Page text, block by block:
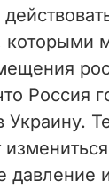
которыми
Россия
давление